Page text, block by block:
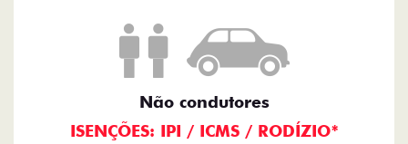
Não condutores
ISENÇÕES: IPI / ICMS / RODÍZIO*